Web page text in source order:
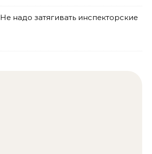
Не надо затягивать инспекторские